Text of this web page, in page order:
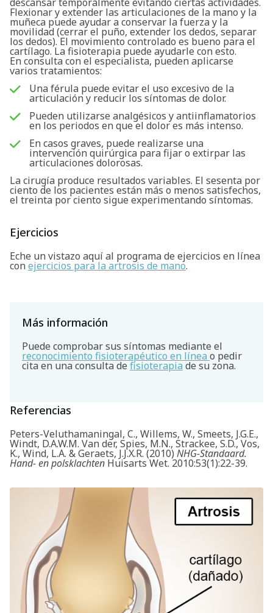
Buscar
Flexionar y extender las articulaciones de la mano y la
muñeca puede ayudar a conservar la fuerza y la
movilidad (cerrar el puño, extender los dedos, separar
los dedos). El movimiento controlado es bueno para el
cartílago. La fisioterapia puede ayudarle con esto.
En consulta con el especialista, pueden aplicarse
varios tratamientos:
Una férula puede evitar el uso excesivo de la
articulación y reducir los síntomas de dolor.
Pueden utilizarse analgésicos y antiinflamatorios
en los periodos en que el dolor es más intenso.
En casos graves, puede realizarse una
intervención quirúrgica para fijar o extirpar las
articulaciones dolorosas.
La cirugía produce resultados variables. El sesenta por
ciento de los pacientes están más o menos satisfechos,
el treinta por ciento sigue experimentando síntomas.
Ejercicios
Eche un vistazo aquí al programa de ejercicios en línea
con ejercicios para la artrosis de mano.
Más información
Puede comprobar sus síntomas mediante el
reconocimiento fisioterapéutico en línea o pedir
cita en una consulta de fisioterapia de su zona.
Referencias
Peters-Veluthamaningal, C., Willems, W., Smeets, J.G.E.,
Windt, D.A.W.M. Van der, Spies, M.N., Strackee, S.D., Vos,
K., Wind, L.A. & Geraets, J.J.X.R. (2010) NHG-Standaard.
Hand- en polsklachten Huisarts Wet. 2010:53(1):22-39.